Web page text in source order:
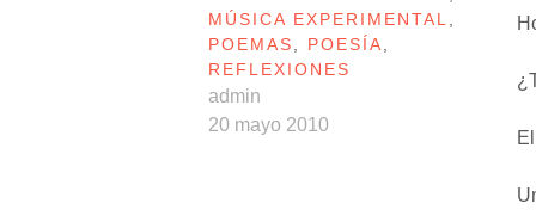
MÚSICA EXPERIMENTAL
POEMAS
POESÍA
REFLEXIONES
admin
20 mayo 2010